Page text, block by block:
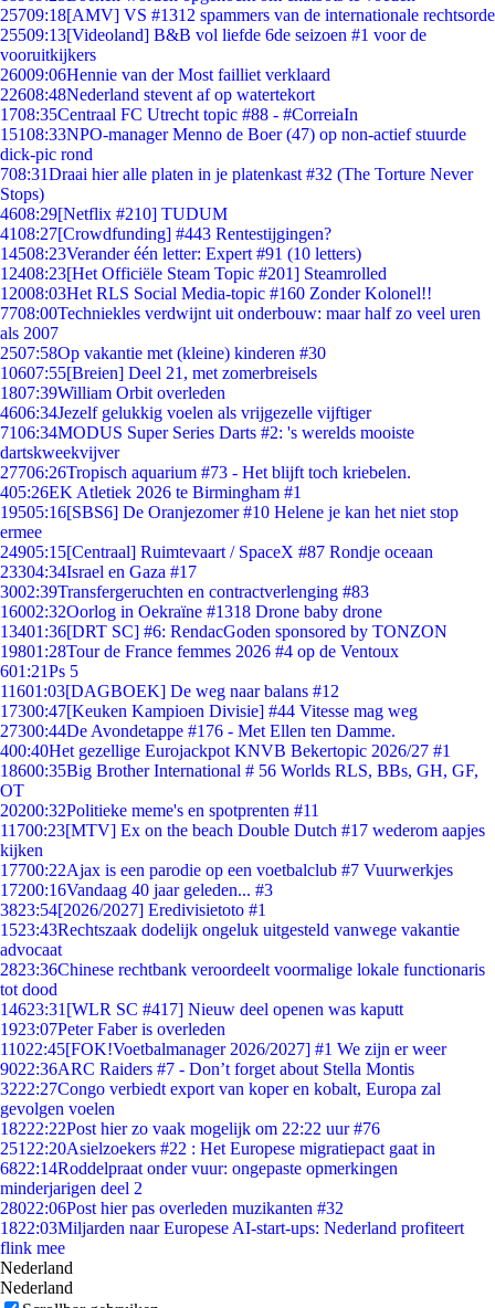
25709:18[AMV] VS #1312 spammers van de internationale rechtsorde
25509:13[Videoland] B&B vol liefde 6de seizoen #1 voor de
vooruitkijkers
26009:06Hennie van der Most failliet verklaard
22608:48Nederland stevent af op watertekort
1708:35Centraal FC Utrecht topic #88 - #CorreiaIn
15108:33NPO-manager Menno de Boer (47) op non-actief stuurde
dick-pic rond
708:31Draai hier alle platen in je platenkast #32 (The Torture Never
Stops)
4608:29[Netflix #210] TUDUM
4108:27[Crowdfunding] #443 Rentestijgingen?
14508:23Verander één letter: Expert #91 (10 letters)
12408:23[Het Officiële Steam Topic #201] Steamrolled
12008:03Het RLS Social Media-topic #160 Zonder Kolonel!!
7708:00Techniekles verdwijnt uit onderbouw: maar half zo veel uren
als 2007
2507:58Op vakantie met (kleine) kinderen #30
10607:55[Breien] Deel 21, met zomerbreisels
1807:39William Orbit overleden
4606:34Jezelf gelukkig voelen als vrijgezelle vijftiger
7106:34MODUS Super Series Darts #2: 's werelds mooiste
dartskweekvijver
27706:26Tropisch aquarium #73 - Het blijft toch kriebelen.
405:26EK Atletiek 2026 te Birmingham #1
19505:16[SBS6] De Oranjezomer #10 Helene je kan het niet stop
ermee
24905:15[Centraal] Ruimtevaart / SpaceX #87 Rondje oceaan
23304:34Israel en Gaza #17
3002:39Transfergeruchten en contractverlenging #83
16002:32Oorlog in Oekraïne #1318 Drone baby drone
13401:36[DRT SC] #6: RendacGoden sponsored by TONZON
19801:28Tour de France femmes 2026 #4 op de Ventoux
601:21Ps 5
11601:03[DAGBOEK] De weg naar balans #12
17300:47[Keuken Kampioen Divisie] #44 Vitesse mag weg
27300:44De Avondetappe #176 - Met Ellen ten Damme.
400:40Het gezellige Eurojackpot KNVB Bekertopic 2026/27 #1
18600:35Big Brother International # 56 Worlds RLS, BBs, GH, GF,
OT
20200:32Politieke meme's en spotprenten #11
11700:23[MTV] Ex on the beach Double Dutch #17 wederom aapjes
kijken
17700:22Ajax is een parodie op een voetbalclub #7 Vuurwerkjes
17200:16Vandaag 40 jaar geleden... #3
3823:54[2026/2027] Eredivisietoto #1
1523:43Rechtszaak dodelijk ongeluk uitgesteld vanwege vakantie
advocaat
2823:36Chinese rechtbank veroordeelt voormalige lokale functionaris
tot dood
14623:31 [WLR SC #417] Nieuw deel openen was kaputt
1923:07Peter Faber is overleden
11022:45[FOK!Voetbalmanager 2026/2027] #1 We zijn er weer
9022:36ARC Raiders #7 - Don’t forget about Stella Montis
3222:27Congo verbiedt export van koper en kobalt, Europa zal
gevolgen voelen
18222:22Post hier zo vaak mogelijk om 22:22 uur #76
251 22:20Asielzoekers #22 : Het Europese migratiepact gaat in
6822:14Roddelpraat onder vuur: ongepaste opmerkingen
minderjarigen deel 2
28022:06Post hier pas overleden muzikanten #32
1822:03Miljarden naar Europese AI-start-ups: Nederland profiteert
flink mee
Nederland
Nederland